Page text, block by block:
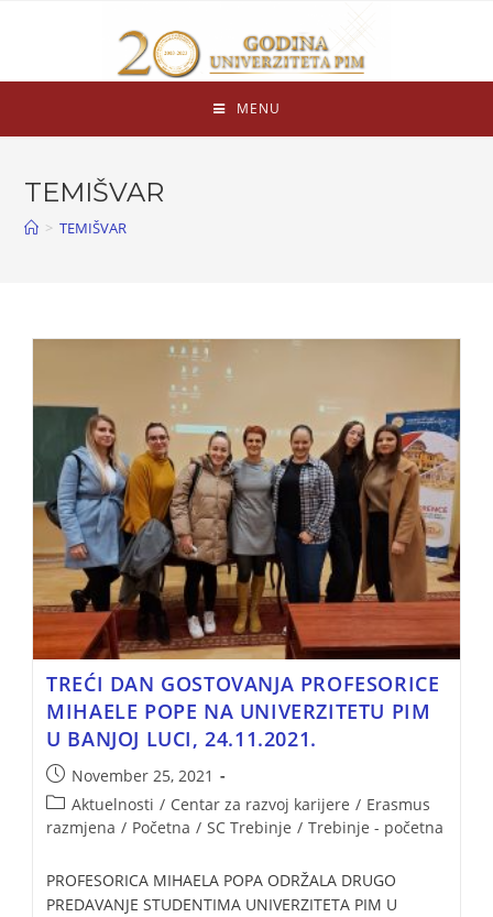
MENU
TEMIŠVAR
> TEMIŠVAR
TREĆI DAN GOSTOVANJA PROFESORICE
MIHAELE POPE NA UNIVERZITETU PIM
U BANJOJ LUCI, 24.11.2021.
November 25, 2021
Aktuelnosti / Centar za razvoj karijere / Erasmus
razmjena / Početna / SC Trebinje / Trebinje - početna
PROFESORICA MIHAELA POPA ODRŽALA DRUGO
PREDAVANJE STUDENTIMA UNIVERZITETA PIM U